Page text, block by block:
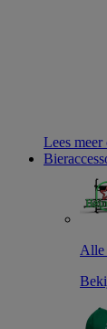
Lees meer
Alle